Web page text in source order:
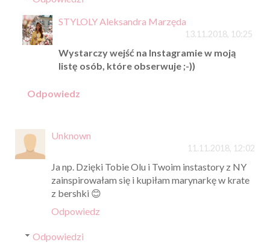
STYLOLY Aleksandra Marzęda
13.11.2018, 10:25
Wystarczy wejść na Instagramie w moją
listę osób, które obserwuje ;-))
Odpowiedz
Unknown
11.11.2018, 12:02
Ja np. Dzięki Tobie Olu i Twoim instastory z NY
zainspirowałam się i kupiłam marynarkę w krate
z bershki 😊
Odpowiedz
Odpowiedzi